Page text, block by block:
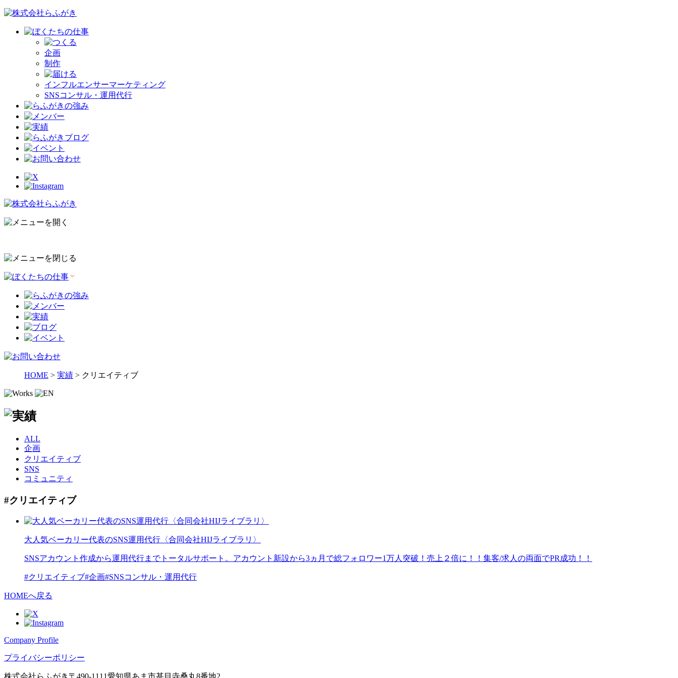
企画
制作
インフルエンサーマーケティング
SNSコンサル・運用代行
HOME > 実績 > クリエイティブ
ALL
企画
クリエイティブ
SNS
コミュニティ
#クリエイティブ
大人気ベーカリー代表のSNS運用代行〈合同会社HIJライブラリ〉
SNSアカウント作成から運用代行までトータルサポート。アカウント新設から3ヵ月で総フォロワー1万人突破！売上２倍に！！集客/求人の両面でPR成功！！
#クリエイティブ#企画#SNSコンサル・運用代行
HOMEへ戻る
Company Profile
プライバシーポリシー